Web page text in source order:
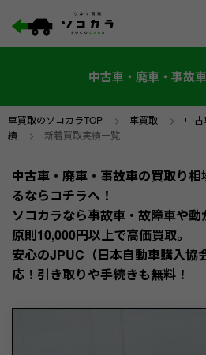
中古車・廃車・事故
車買取のソコカラTOP > 車買取 > 中
績 > 新着買取実績一覧
中古車・廃車・事故車の買取り
るならコチラへ！
ソコカラなら事故車・故障車や
原則10,000円以上で高価買取。
安心のJPUC（日本自動車購入協
応！引き取りや手続きも無料！